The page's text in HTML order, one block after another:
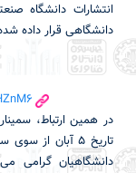
انتشارات دانشگاه
دانشگاهی قرار داده
در همین ارتباط،
تاریخ 5 آبان از
دانشگاهیان گرامی